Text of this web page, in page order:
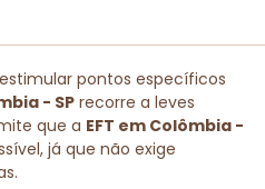
pontos específicos
- SP recorre a leves
que a EFT em Colômbia -
já que não exige